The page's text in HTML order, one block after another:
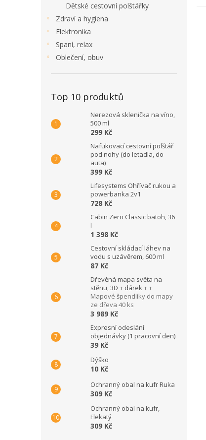
Dětské cestovní polštářky
Zdraví a hygiena
Elektronika
Spaní, relax
Oblečení, obuv
Top 10 produktů
Nerezová sklenička na víno,
500 ml
299 Kč
Nafukovací cestovní polštář
pod nohy (do letadla, do
auta)
399 Kč
Lifesystems Ohřívač rukou a
powerbanka 2v1
728 Kč
Cabin Zero Classic batoh, 36
l
1 398 Kč
Cestovní skládací láhev na
vodu s uzávěrem, 600 ml
87 Kč
Dřevěná mapa světa na
stěnu, 3D + dárek+ +
Mapové špendlíky do mapy
ze dřeva 40 ks
3 989 Kč
Expresní odeslání
objednávky (1 pracovní den)
39 Kč
Dýško
10 Kč
Ochranný obal na kufr Ruka
309 Kč
Ochranný obal na kufr,
Flekatý
309 Kč